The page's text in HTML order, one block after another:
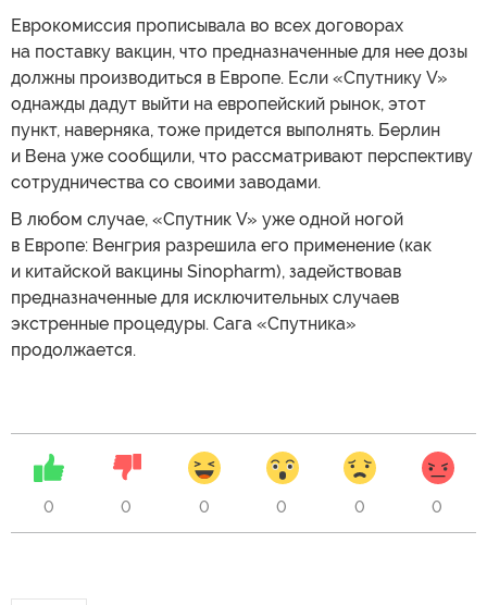
Еврокомиссия прописывала во всех договорах
на поставку вакцин, что предназначенные для нее дозы
должны производиться в Европе. Если «Спутнику V»
однажды дадут выйти на европейский рынок, этот
пункт, наверняка, тоже придется выполнять. Берлин
и Вена уже сообщили, что рассматривают перспективу
сотрудничества со своими заводами.
В любом случае, «Спутник V» уже одной ногой
в Европе: Венгрия разрешила его применение (как
и китайской вакцины Sinopharm), задействовав
предназначенные для исключительных случаев
экстренные процедуры. Сага «Спутника»
продолжается.
0 0 0 0 0 0